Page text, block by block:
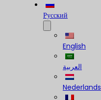
Русский
English
العربية
Nederlands